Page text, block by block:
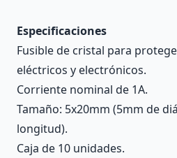
Especificaciones
Fusible de cristal para
eléctricos y electrónicos.
Corriente nominal de 1A.
Tamaño: 5x20mm (5mm de
longitud).
Caja de 10 unidades.